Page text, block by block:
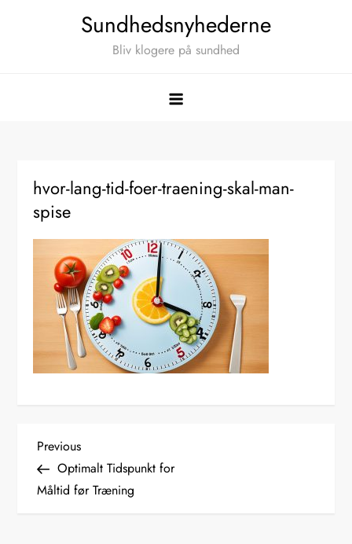
Sundhedsnyhederne
Bliv klogere på sundhed
hvor-lang-tid-foer-traening-skal-man-
spise
I
n
Previous
Post
Previous
Optimalt Tidspunkt for
Måltid før Træning